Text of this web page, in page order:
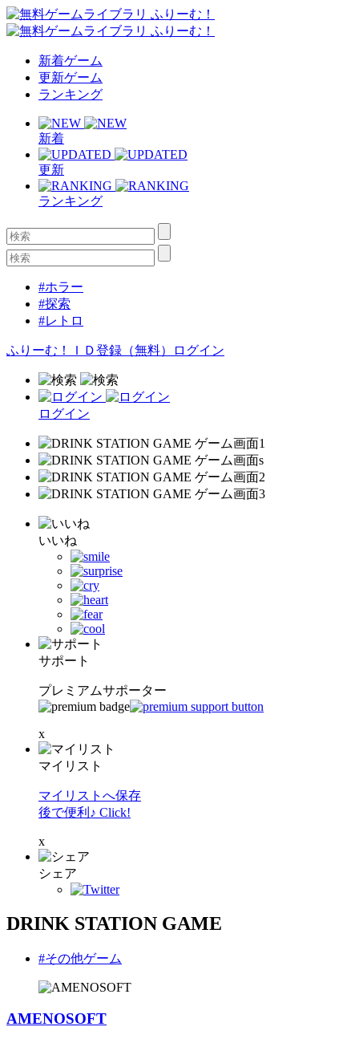
新着ゲーム
更新ゲーム
ランキング
新着
更新
ランキング
#ホラー
#探索
#レトロ
ふりーむ！ＩＤ登録（無料） ログイン
ログイン
いいね
サポート
プレミアムサポーター
x
マイリスト
マイリストへ保存
後で便利♪ Click!
x
シェア
DRINK STATION GAME
#その他ゲーム
AMENOSOFT